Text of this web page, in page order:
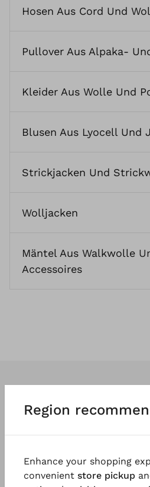
Hosen Aus Cord Und
Pullover Aus Alpaka-
Kleider Aus Wolle Und
Blusen Aus Lyocell Und
Strickjacken Und
Wolljacken
Mäntel Aus Walkwolle
Accessoires
und einzigartig wie
Region
Enhance your shopping
convenient store pickup